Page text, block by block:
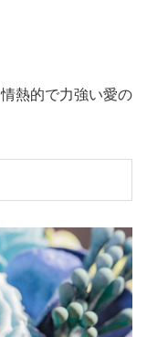
熱的で力強い愛の